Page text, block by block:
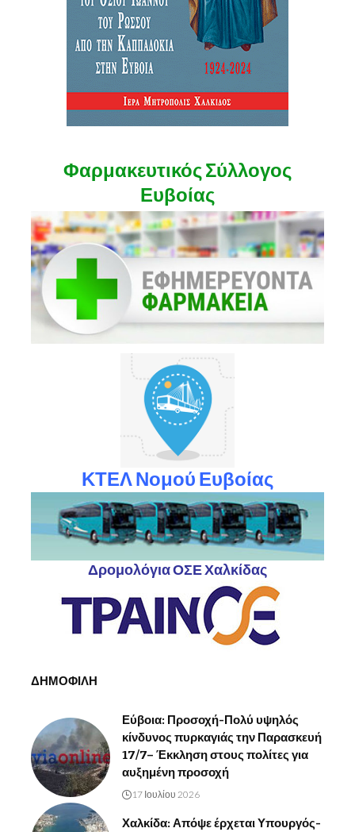
Φαρμακευτικός Σύλλογος
Ευβοίας
ΚΤΕΛ Νομού Ευβοίας
Δρομολόγια ΟΣΕ Χαλκίδας
ΔΗΜΟΦΙΛΗ
Εύβοια: Προσοχή-Πολύ υψηλός
κίνδυνος πυρκαγιάς την Παρασκευή
17/7– Έκκληση στους πολίτες για
αυξημένη προσοχή
17 Ιουλίου 2026
Χαλκίδα: Απόψε έρχεται Υπουργός-